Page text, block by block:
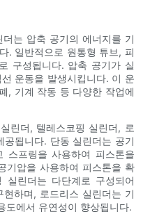
는 압축 공기의 에너지를 기
. 일반적으로 원통형 튜브, 피
구성됩니다. 압축 공기가 실
운동을 발생시킵니다. 이 운
, 기계 작동 등 다양한 작업에
린더, 텔레스코핑 실린더, 로
됩니다. 단동 실린더는 공기
스프링을 사용하여 피스톤을
기압을 사용하여 피스톤을 확
실린더는 다단계로 구성되어
하며, 로드리스 실린더는 기
도에서 유연성이 향상됩니다.